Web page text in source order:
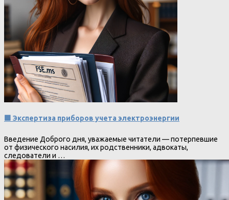
🟩 Экспертиза приборов учета электроэнергии
Введение Доброго дня, уважаемые читатели — потерпевшие
от физического насилия, их родственники, адвокаты,
следователи и …